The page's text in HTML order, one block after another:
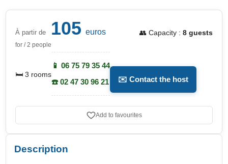
À partir de 105 euros
for / 2 people
👥 Capacity : 8 guests
🛏️ 3 rooms
📱 06 75 79 35 44
☎️ 02 47 30 96 21
✉️ Contact the host
Add to favourites
Description